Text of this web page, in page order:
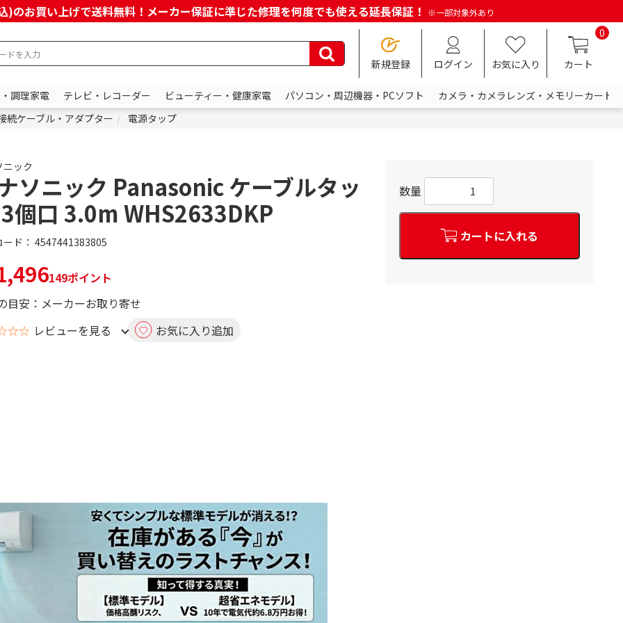
のお買い上げで送料無料！メーカー保証に準じた修理を何度でも使える延長保証！ ※一部対象外あり
新規登録 ログイン お気に入り
0
カート
調理家電 テレビ・レコーダー ビューティー・健康家電 パソコン・周辺機器・PCソフト
カメラ・カメラレンズ・メモリーカード
続ケーブル・アダプター
電源タップ
ック
ソニック Panasonic ケーブルタッ
個口 3.0m WHS2633DKP
ド： 4547441383805
149ポイント
目安：メーカーお取り寄せ
レビューを見る お気に入り追加
数量
カートに入れる